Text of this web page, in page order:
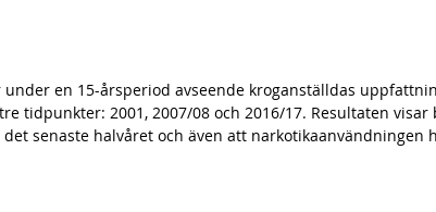
en 15-årsperiod avseende kroganställdas
tidpunkter: 2001, 2007/08 och 2016/17. Resultaten
senaste halvåret och även att narkotikaanvändningen